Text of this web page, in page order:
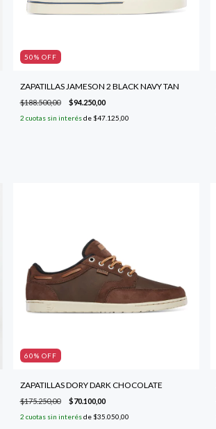
50% OFF
ZAPATILLAS JAMESON 2 BLACK NAVY TAN
$188.500,00 $94.250,00
2 cuotas sin interésde $47.125,00
60% OFF
ZAPATILLAS DORY DARK CHOCOLATE
$175.250,00 $70.100,00
2 cuotas sin interésde $35.050,00